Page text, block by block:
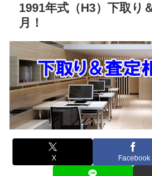
1991年式（H3）下取り
月！
X Facebook